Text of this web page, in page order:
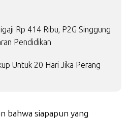
Rp 414 Ribu, P2G Singgung
Pendidikan
Untuk 20 Hari Jika Perang
bahwa siapapun yang